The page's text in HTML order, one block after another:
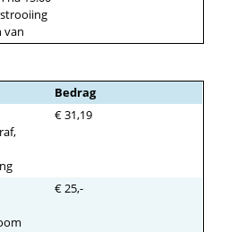
van
Bedrag
€ 31,19
€ 25,-